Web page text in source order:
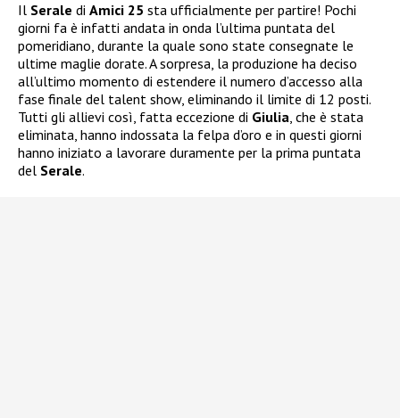
Il Serale di Amici 25 sta ufficialmente per partire! Pochi
giorni fa è infatti andata in onda l’ultima puntata del
pomeridiano, durante la quale sono state consegnate le
ultime maglie dorate. A sorpresa, la produzione ha deciso
all’ultimo momento di estendere il numero d’accesso alla
fase finale del talent show, eliminando il limite di 12 posti.
Tutti gli allievi così, fatta eccezione di Giulia, che è stata
eliminata, hanno indossata la felpa d’oro e in questi giorni
hanno iniziato a lavorare duramente per la prima puntata
del Serale.